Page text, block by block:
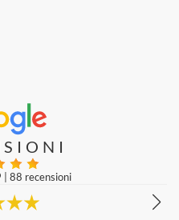
88 recensioni